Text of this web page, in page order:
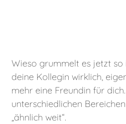
Wieso grummelt es jetzt so
deine Kollegin wirklich,
mehr eine Freundin für
unterschiedlichen
„ähnlich weit“.